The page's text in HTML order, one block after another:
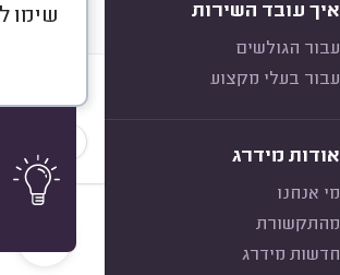
איך עובד השירות
עבור הגולשים
עבור בעלי מקצוע
אודות מידרג
מי אנחנו
מהתקשורת
חדשות מידרג
שימו
דברו
10